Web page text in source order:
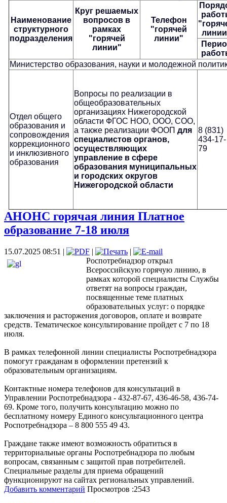
Наименование
структурного
подразделения
Круг решаемых
вопросов в
рамках
"горячей
линии"
Телефон
"горячей
линии"
Министерство образования, науки и молодежной
Отдел общего
образования и
сопровождения
коррекционного
и инклюзивного
образования
Вопросы по реализации в
общеобразовательных
организациях Нижегородской
области ФГОС НОО, ООО, СОО,
а также реализации ФООП для
специалистов органов,
осуществляющих
управление в сфере
образования муниципальных
и городских округов
Нижегородской области
8 (831)
434-17-
79
АНОНС горячая линия Платное
образование 7-18 июля
15.07.2025 08:51 | |
|
Роспотребнадзор открыл
Всероссийскую горячую линию, в
рамках которой специалисты Службы
ответят на вопросы граждан,
посвященные теме платных
образовательных услуг: о порядке
заключения и расторжения договоров, оплате и возврате
средств. Тематическое консультирование пройдет с 7 по 18
июля.
В рамках телефонной линии специалисты Роспотребнадзора
помогут гражданам в оформлении претензий к
образовательным организациям.
Контактные номера телефонов для консультаций в
Управлении Роспотребнадзора - 432-87-67, 436-46-58, 436-74-
69. Кроме того, получить консультацию можно по
бесплатному номеру Единого консультационного центра
Роспотребнадзора – 8 800 555 49 43.
Граждане также имеют возможность обратиться в
территориальные органы Роспотребнадзора по любым
вопросам, связанным с защитой прав потребителей.
Специальные разделы для приема обращений
функционируют на сайтах региональных управлений.
Добавить комментарий Просмотров :2543